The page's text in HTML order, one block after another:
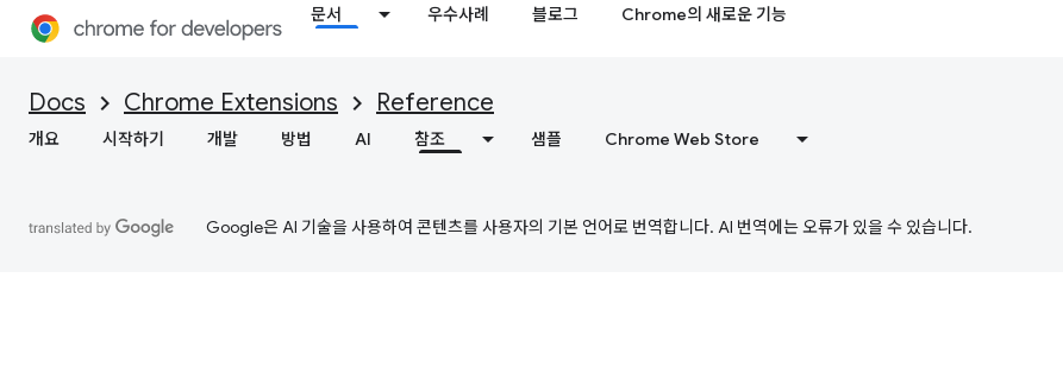
문서 우수사례 블로그 Chrome의 새로운 기능
Docs Chrome Extensions Reference
개요 시작하기 개발 방법 AI 참조 샘플 Chrome Web Store
Google은 AI 기술을 사용하여 콘텐츠를 사용자의 기본 언어로 번역합니다. AI 번역에는 오류가 있을 수 있습니다.